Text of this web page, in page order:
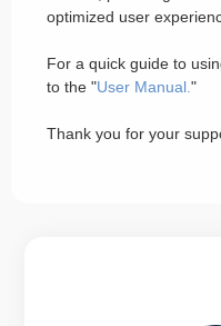
optimized user
For a quick guide to
to the "User Manual. "
Thank you for your